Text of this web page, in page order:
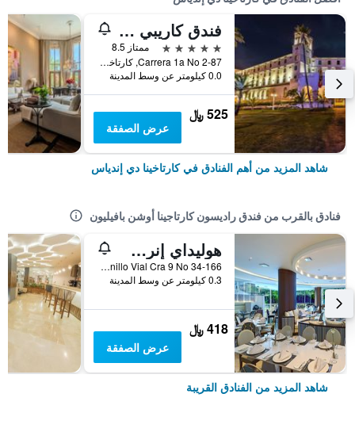
فندق كاريبي باي فاراندا جراند، وهو عضو في مجموعة راديسون إندفيدوالز
5 نجوم
ممتاز 8.5
Carrera 1a No 2-87, كارتاخينا دي إندياس, كولومبيا
0.0 كيلومتر عن وسط المدينة
525 ﷼
عرض الصفقة
شاهد المزيد من أهم الفنادق في كارتاخينا دي إندياس
فنادق بالقرب من فندق راديسون كارتاجينا أوشن بافيليون
هوليداي إنرس كمرت آ يٕنيٓ اميو ار و سب باي آيتش جي
Anillo Vial Cra 9 No 34-166, كارتاخينا دي إندياس, كولومبيا
0.3 كيلومتر عن وسط المدينة
418 ﷼
عرض الصفقة
شاهد المزيد من الفنادق القريبة